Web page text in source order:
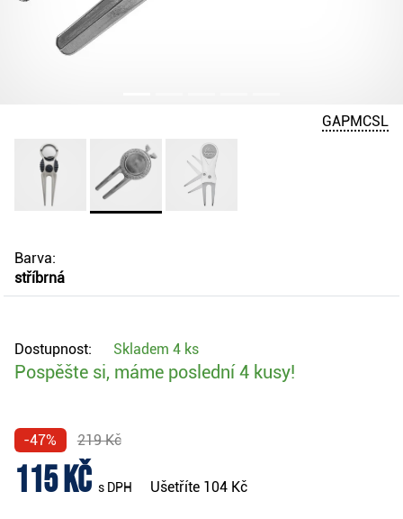
GAPMCSL
Barva:
stříbrná
Dostupnost: Skladem 4 ks
Pospěšte si, máme poslední 4 kusy!
-47% 219 Kč
115 Kč s DPH Ušetříte 104 Kč